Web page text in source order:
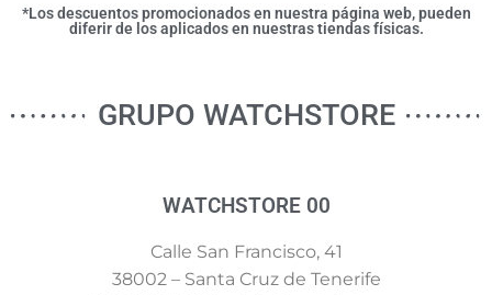
*Los descuentos promocionados en nuestra página web, pueden
diferir de los aplicados en nuestras tiendas físicas.
GRUPO WATCHSTORE
WATCHSTORE 00
Calle San Francisco, 41
38002 – Santa Cruz de Tenerife